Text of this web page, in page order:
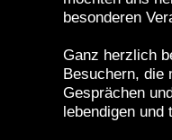
besonderen
Ganz herzlich
Besuchern, die
Gesprächen
lebendigen und